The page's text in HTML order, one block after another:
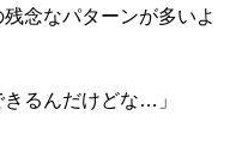
念なパターンが多いよ
るんだけどな…」